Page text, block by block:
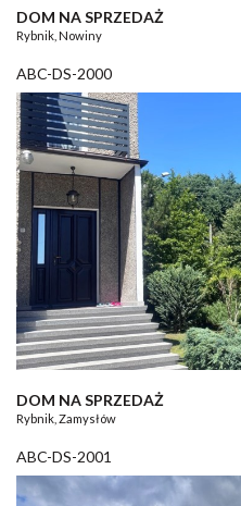
DOM NA SPRZEDAŻ
Rybnik, Nowiny
ABC-DS-2000
DOM NA SPRZEDAŻ
Rybnik, Zamysłów
ABC-DS-2001